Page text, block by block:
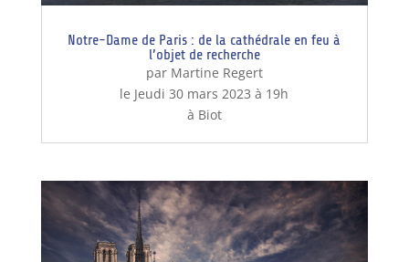
Notre-Dame de Paris : de la cathédrale en feu à
l’objet de recherche
par Martine Regert
le Jeudi 30 mars 2023 à 19h
à Biot